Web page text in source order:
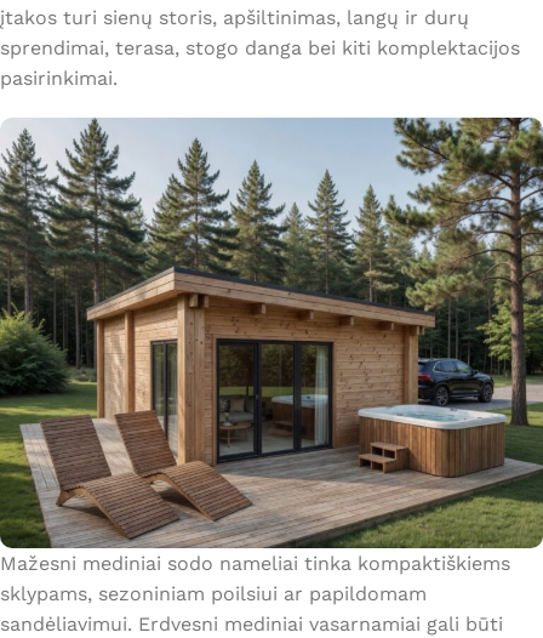
įtakos turi sienų storis, apšiltinimas, langų ir durų
sprendimai, terasa, stogo danga bei kiti komplektacijos
pasirinkimai.
Mažesni mediniai sodo nameliai tinka kompaktiškiems
sklypams, sezoniniam poilsiui ar papildomam
sandėliavimui. Erdvesni mediniai vasarnamiai gali būti